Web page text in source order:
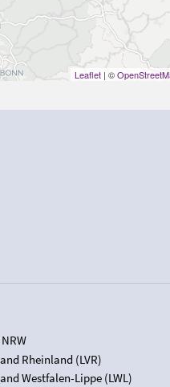
Leaflet | ©
Rheinland (LVR)
Westfalen-Lippe (LWL)